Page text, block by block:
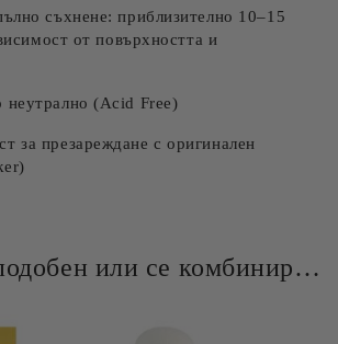
съхнене: приблизително 10–15
от повърхността и
неутрално (Acid Free)
за презареждане с оригинален
Продукта е подобен или се комбинира добре и със следните продукти :